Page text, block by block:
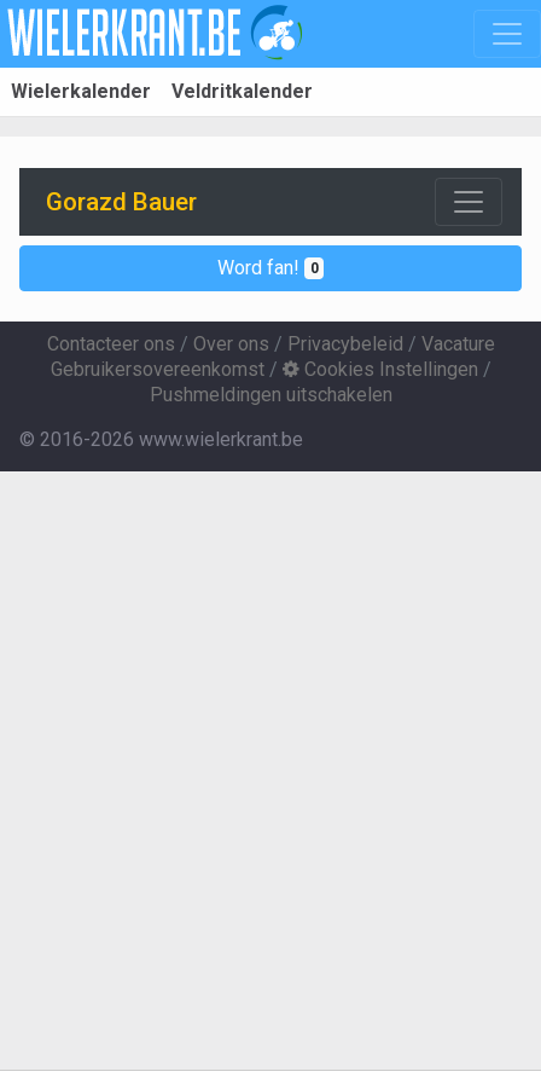
Wielerkalender Veldritkalender
Gorazd Bauer
Word fan! 0
Contacteer ons / Over ons / Privacybeleid / Vacature
Gebruikersovereenkomst/ Cookies Instellingen /
Pushmeldingen uitschakelen
© 2016-2026 www.wielerkrant.be